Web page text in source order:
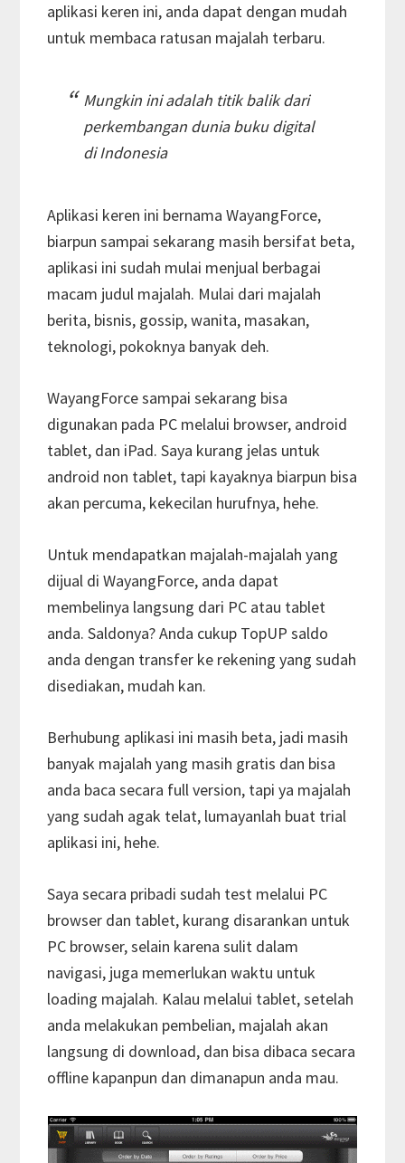
aplikasi keren ini, anda dapat dengan mudah
untuk membaca ratusan majalah terbaru.
Mungkin ini adalah titik balik dari
perkembangan dunia buku digital
di Indonesia
Aplikasi keren ini bernama WayangForce,
biarpun sampai sekarang masih bersifat beta,
aplikasi ini sudah mulai menjual berbagai
macam judul majalah. Mulai dari majalah
berita, bisnis, gossip, wanita, masakan,
teknologi, pokoknya banyak deh.
WayangForce sampai sekarang bisa
digunakan pada PC melalui browser, android
tablet, dan iPad. Saya kurang jelas untuk
android non tablet, tapi kayaknya biarpun bisa
akan percuma, kekecilan hurufnya, hehe.
Untuk mendapatkan majalah-majalah yang
dijual di WayangForce, anda dapat
membelinya langsung dari PC atau tablet
anda. Saldonya? Anda cukup TopUP saldo
anda dengan transfer ke rekening yang sudah
disediakan, mudah kan.
Berhubung aplikasi ini masih beta, jadi masih
banyak majalah yang masih gratis dan bisa
anda baca secara full version, tapi ya majalah
yang sudah agak telat, lumayanlah buat trial
aplikasi ini, hehe.
Saya secara pribadi sudah test melalui PC
browser dan tablet, kurang disarankan untuk
PC browser, selain karena sulit dalam
navigasi, juga memerlukan waktu untuk
loading majalah. Kalau melalui tablet, setelah
anda melakukan pembelian, majalah akan
langsung di download, dan bisa dibaca secara
offline kapanpun dan dimanapun anda mau.